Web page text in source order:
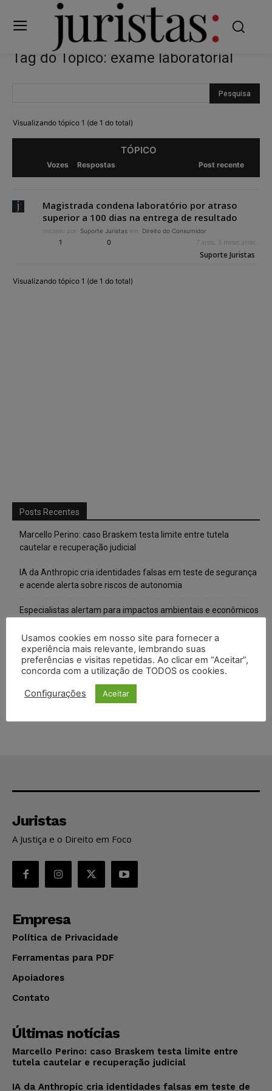
Tag do Tópico: exame laboratorial
Visualizando tópico 1 (de 1 do total)
TÓPICO
Vozes Respostas Post recente
Magistrada condena laboratório por atraso
superior a 100 dias na entrega de resultado
Iniciado por: Suporte Juristas em: Direito do Consumidor
1 0 7 anos, 3 meses atrás
Suporte Juristas
Visualizando tópico 1 (de 1 do total)
Posts Recentes
Marcello Perino: caso Braskem testa limite entre tutela
cautelar e recuperação judicial
IA da Anthropic cria identidades falsas em teste de segurança
e acende alerta sobre riscos de autonomia
Especialistas alertam para impactos ambientais e econômicos
TSE reforça que sistemas das urnas eletrônicas tornam-se
invioláveis após assinatura digital e lacração
STF inicia julgamento sobre constitucionalidade da proibição
dos jogos de azar no Brasil
Juristas
A Justiça e o Direito em Foco
Empresa
Política de Privacidade
Ferramentas para PDF
Apoiadores
Contato
Últimas notícias
Marcello Perino: caso Braskem testa limite entre
tutela cautelar e recuperação judicial
IA da Anthropic cria identidades falsas em teste de
Usamos cookies em nosso site para fornecer a
experiência mais relevante, lembrando suas
preferências e visitas repetidas. Ao clicar em “Aceitar”,
concorda com a utilização de TODOS os cookies.
Configurações Aceitar